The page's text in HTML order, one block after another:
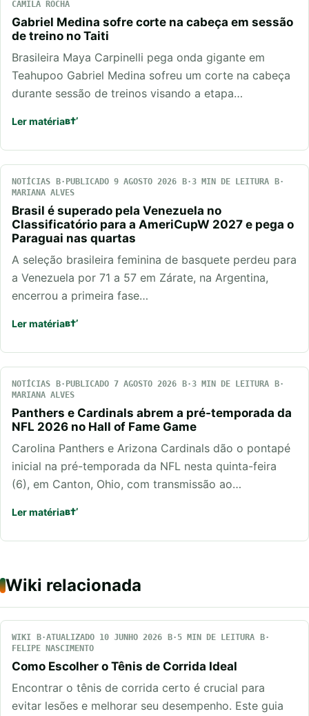
CAMILA ROCHA
Gabriel Medina sofre corte na cabeça em sessão
de treino no Taiti
Brasileira Maya Carpinelli pega onda gigante em
Teahupoo Gabriel Medina sofreu um corte na cabeça
durante sessão de treinos visando a etapa…
Ler matéria
NOTÍCIAS PUBLICADO 9 AGOSTO 2026
3 MIN DE LEITURA
MARIANA ALVES
Brasil é superado pela Venezuela no
Classificatório para a AmeriCupW 2027 e pega o
Paraguai nas quartas
A seleção brasileira feminina de basquete perdeu para
a Venezuela por 71 a 57 em Zárate, na Argentina,
encerrou a primeira fase…
Ler matéria
NOTÍCIAS PUBLICADO 7 AGOSTO 2026
3 MIN DE LEITURA
MARIANA ALVES
Panthers e Cardinals abrem a pré-temporada da
NFL 2026 no Hall of Fame Game
Carolina Panthers e Arizona Cardinals dão o pontapé
inicial na pré-temporada da NFL nesta quinta-feira
(6), em Canton, Ohio, com transmissão ao…
Ler matéria
Wiki relacionada
WIKI ATUALIZADO 10 JUNHO 2026
5 MIN DE LEITURA
FELIPE NASCIMENTO
Como Escolher o Tênis de Corrida Ideal
Encontrar o tênis de corrida certo é crucial para
evitar lesões e melhorar seu desempenho. Este guia